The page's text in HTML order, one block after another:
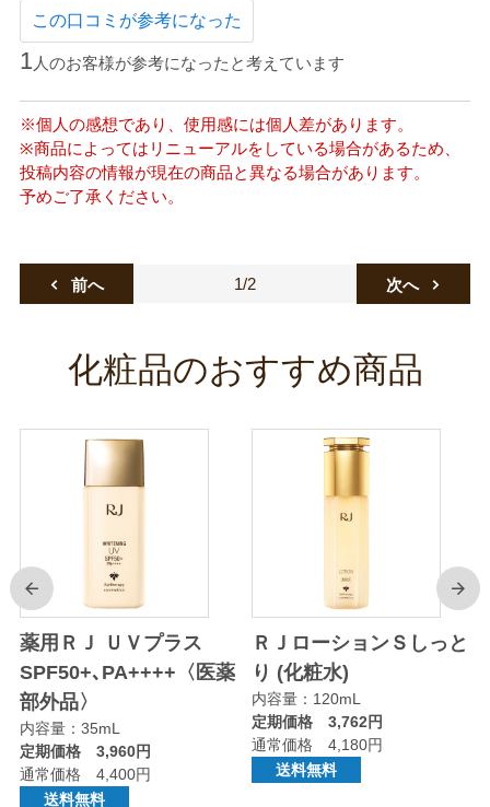
この口コミが参考になった
1人のお客様が参考になったと考えています
※個人の感想であり、使用感には個人差があります。
※商品によってはリニューアルをしている場合があるため、
投稿内容の情報が現在の商品と異なる場合があります。
予めご了承ください。
1/2
前へ 次へ
化粧品のおすすめ商品
前
薬用ＲＪ ＵＶプラス
SPF50+､PA++++〈医薬
部外品〉
内容量：35mL
定期価格 3,960円
通常価格 4,400円
送料無料
ＲＪローションＳしっと
り (化粧水)
内容量：120mL
定期価格 3,762円
通常価格 4,180円
送料無料
次